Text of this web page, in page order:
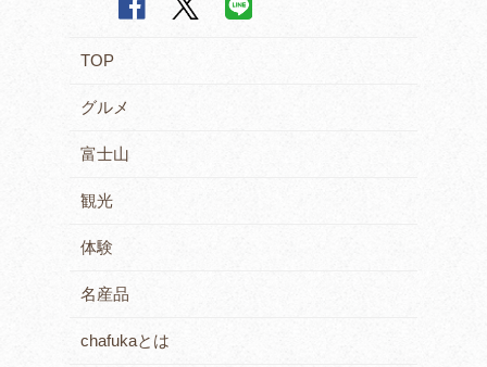
TOP
グルメ
富士山
観光
体験
名産品
chafukaとは